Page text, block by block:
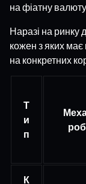
на фіатну
Наразі на ринку
кожен з яких
на конкретних
Т
и
п
К